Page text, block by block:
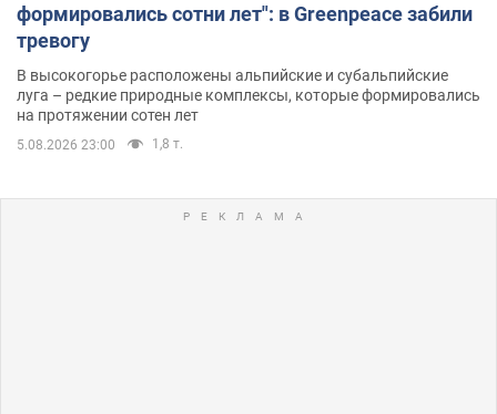
формировались сотни лет": в Greenpeace забили
тревогу
В высокогорье расположены альпийские и субальпийские
луга – редкие природные комплексы, которые формировались
на протяжении сотен лет
5.08.2026 23:00 1,8 т.